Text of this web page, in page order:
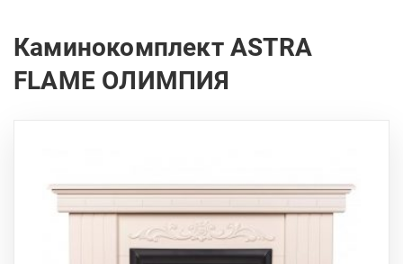
Каминокомплект ASTRA
FLAME ОЛИМПИЯ